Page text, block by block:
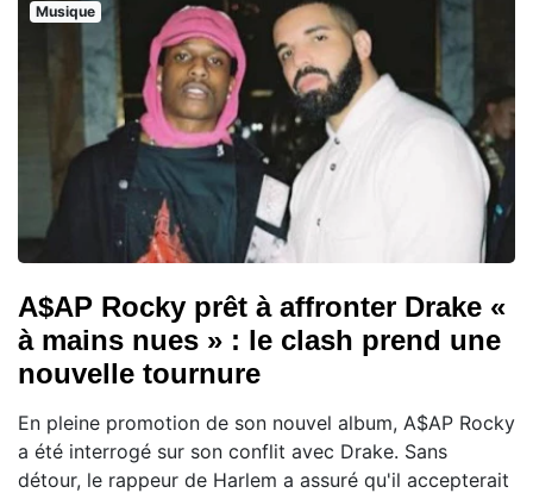
Musique
A$AP Rocky prêt à affronter Drake «
à mains nues » : le clash prend une
nouvelle tournure
En pleine promotion de son nouvel album, A$AP Rocky
a été interrogé sur son conflit avec Drake. Sans
détour, le rappeur de Harlem a assuré qu'il accepterait